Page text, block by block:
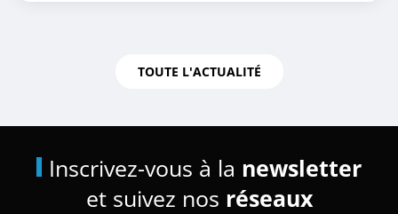
TOUTE L'ACTUALITÉ
Inscrivez-vous à la newsletter
et suivez nos réseaux